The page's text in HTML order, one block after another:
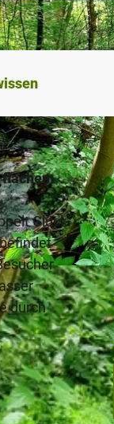
|CC-BY-SA
flachem
Glück.
durch